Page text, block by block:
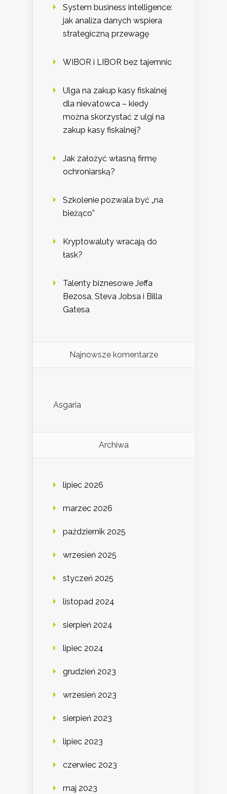
System business intelligence:
jak analiza danych wspiera
strategiczną przewagę
WIBOR i LIBOR bez tajemnic
Ulga na zakup kasy fiskalnej
dla nievatowca – kiedy
można skorzystać z ulgi na
zakup kasy fiskalnej?
Jak założyć własną firmę
ochroniarską?
Szkolenie pozwala być „na
bieżąco”
Kryptowaluty wracają do
łask?
Talenty biznesowe Jeffa
Bezosa, Steva Jobsa i Billa
Gatesa
Najnowsze komentarze
Asgaria
Archiwa
lipiec 2026
marzec 2026
październik 2025
wrzesień 2025
styczeń 2025
listopad 2024
sierpień 2024
lipiec 2024
grudzień 2023
wrzesień 2023
sierpień 2023
lipiec 2023
czerwiec 2023
maj 2023